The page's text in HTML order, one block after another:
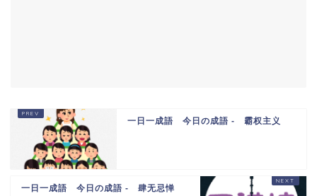
一日一成語 今日の成語 - 霸权主义
一日一成語 今日の成語 - 肆无忌惮